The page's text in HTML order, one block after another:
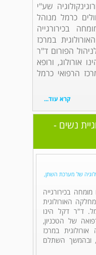
שע"י
כרמל מנוהל
בכירורגייה
במרכז
הפורום ד"ר
אורולוג, ורופא
הרפואי כרמל
קרא עוד...
נשים -
של מערכת השתן,
בכירורגייה
האורולוגית
ד"ר דקל הינו
של הטכניון,
אורולוגית במרכז
ובהמשך השתלם